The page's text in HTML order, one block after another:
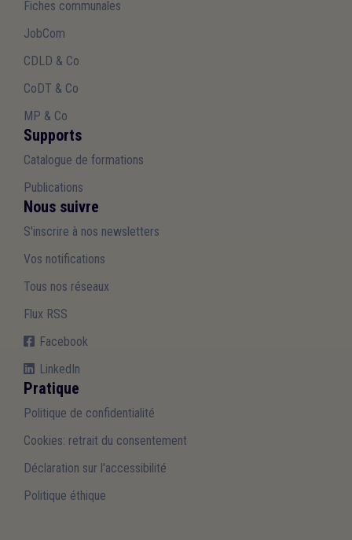
Fiches communales
JobCom
CDLD & Co
CoDT & Co
MP & Co
Supports
Catalogue de formations
Publications
Nous suivre
S'inscrire à nos newsletters
Vos notifications
Tous nos réseaux
Flux RSS
Facebook
LinkedIn
Pratique
Politique de confidentialité
Cookies: retrait du consentement
Déclaration sur l'accessibilité
Politique éthique